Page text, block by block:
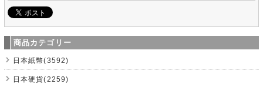
商品カテゴリー
日本紙幣(3592)
日本硬貨(2259)